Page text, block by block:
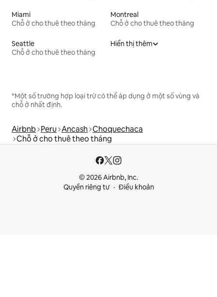
Miami
Chỗ ở cho thuê theo tháng
Montreal
Chỗ ở cho thuê theo tháng
Seattle
Chỗ ở cho thuê theo tháng
Hiển thị thêm
*Một số trường hợp loại trừ có thể áp dụng ở một số vùng và
chỗ ở nhất định.
Airbnb Peru Ancash Choquechaca
Chỗ ở cho thuê theo tháng
© 2026 Airbnb, Inc.
Quyền riêng tư
Điều khoản